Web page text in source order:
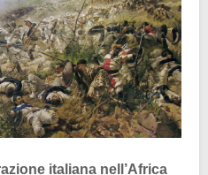
italiana nell’Africa